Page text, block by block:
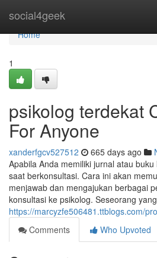
social4geek
Home
Home
1
psikolog terdekat
For Anyone
xanderfgcv527512 665 days ago
Apabila Anda memiliki jurnal atau
saat berkonsultasi. Cara ini akan
menjawab dan mengajukan berbagai
konsultasi ke psikolog. Seseorang
https://marcyzfe506481.ttblogs.com/
Comments
Who Upvoted